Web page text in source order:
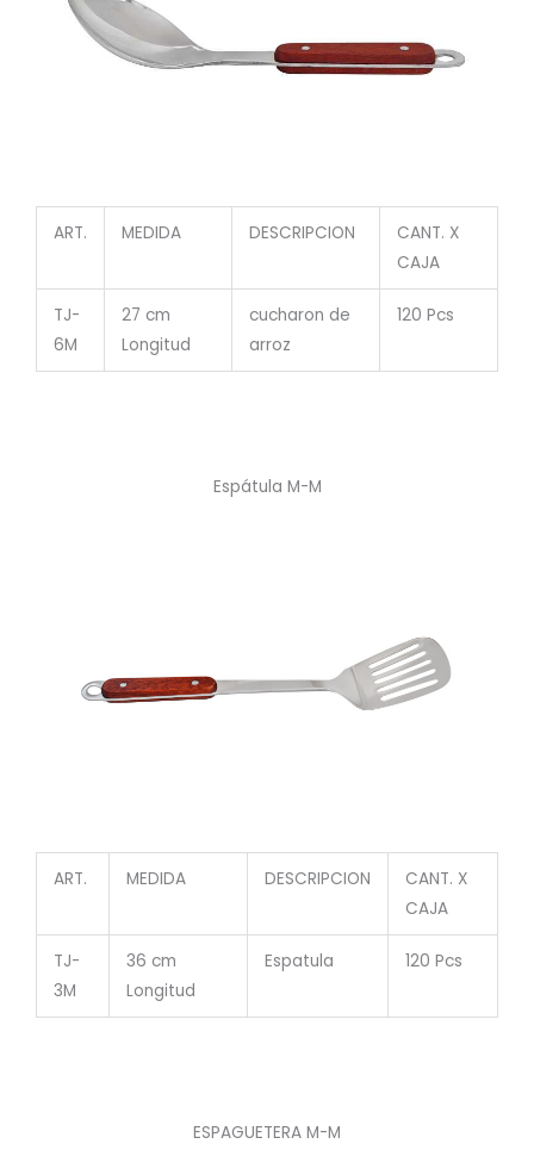
ART. MEDIDA DESCRIPCION
CANT. X
CAJA
TJ-
6M
27 cm
Longitud
cucharon de
arroz
120 Pcs
Espátula M-M
ART. MEDIDA DESCRIPCION
CANT. X
CAJA
TJ-
3M
36 cm
Longitud
Espatula 120 Pcs
ESPAGUETERA M-M